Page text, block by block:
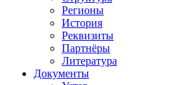
Регионы
История
Реквизиты
Партнёры
Литература
Документы